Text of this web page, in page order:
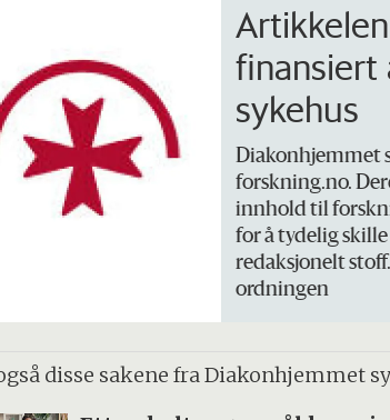
finansiert
sykehus
Diakonhjemmet
forskning.no.
innhold til
for å tydelig
redaksjonelt
ordningen
disse sakene fra Diakonhjemmet